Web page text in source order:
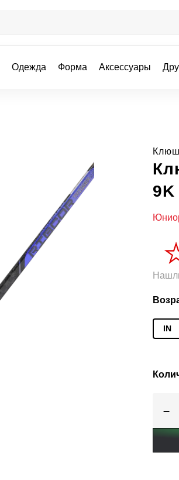
Одежда Форма Аксессуары
9K
IN
–